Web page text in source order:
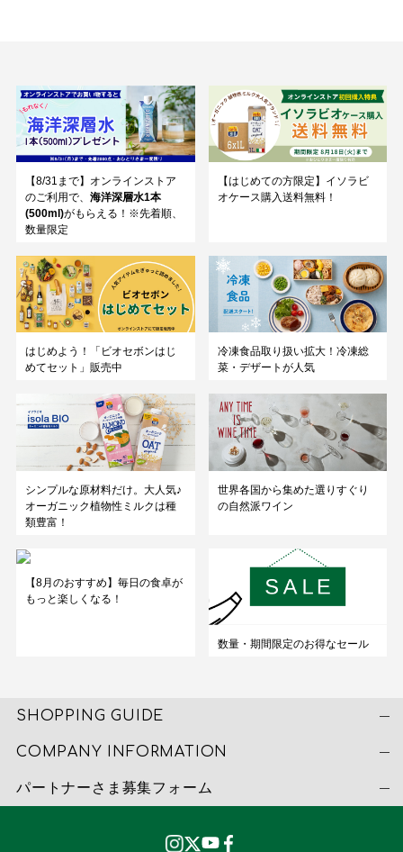
【8/31まで】オンラインストア
のご利用で、 海洋深層水1本
(500ml)がもらえる！※先着順、
数量限定
【はじめての方限定】イソラビ
オケース購入送料無料！
はじめよう！「ビオセボンはじ
めてセット」販売中
冷凍食品取り扱い拡大！冷凍総
菜・デザートが人気
シンプルな原材料だけ。大人気♪
オーガニック植物性ミルクは種
類豊富！
世界各国から集めた選りすぐり
の自然派ワイン
【8月のおすすめ】毎日の食卓が
もっと楽しくなる！
数量・期間限定のお得なセール
SHOPPING GUIDE
COMPANY INFORMATION
パートナーさま募集フォーム